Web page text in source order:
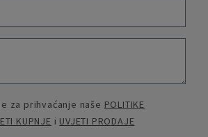
za prihvaćanje naše POLITIKE
KUPNJE i UVJETI PRODAJE